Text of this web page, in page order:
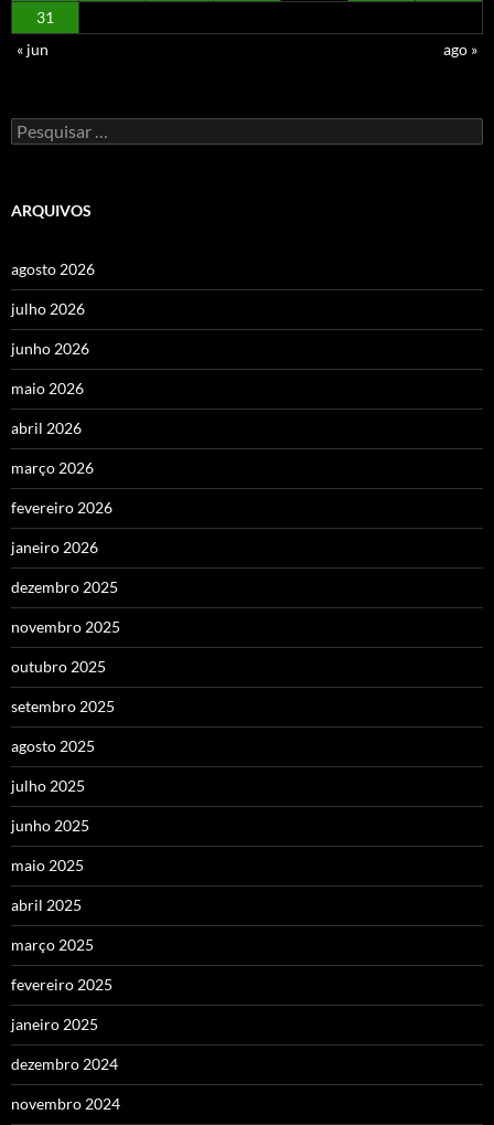
31
« jun
ago »
Pesquisar
por:
ARQUIVOS
agosto 2026
julho 2026
junho 2026
maio 2026
abril 2026
março 2026
fevereiro 2026
janeiro 2026
dezembro 2025
novembro 2025
outubro 2025
setembro 2025
agosto 2025
julho 2025
junho 2025
maio 2025
abril 2025
março 2025
fevereiro 2025
janeiro 2025
dezembro 2024
novembro 2024